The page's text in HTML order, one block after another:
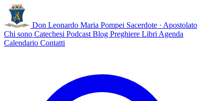
Don Leonardo Maria Pompei Sacerdote · Apostolato
Chi sono Catechesi Podcast Blog Preghiere Libri Agenda
Calendario Contatti